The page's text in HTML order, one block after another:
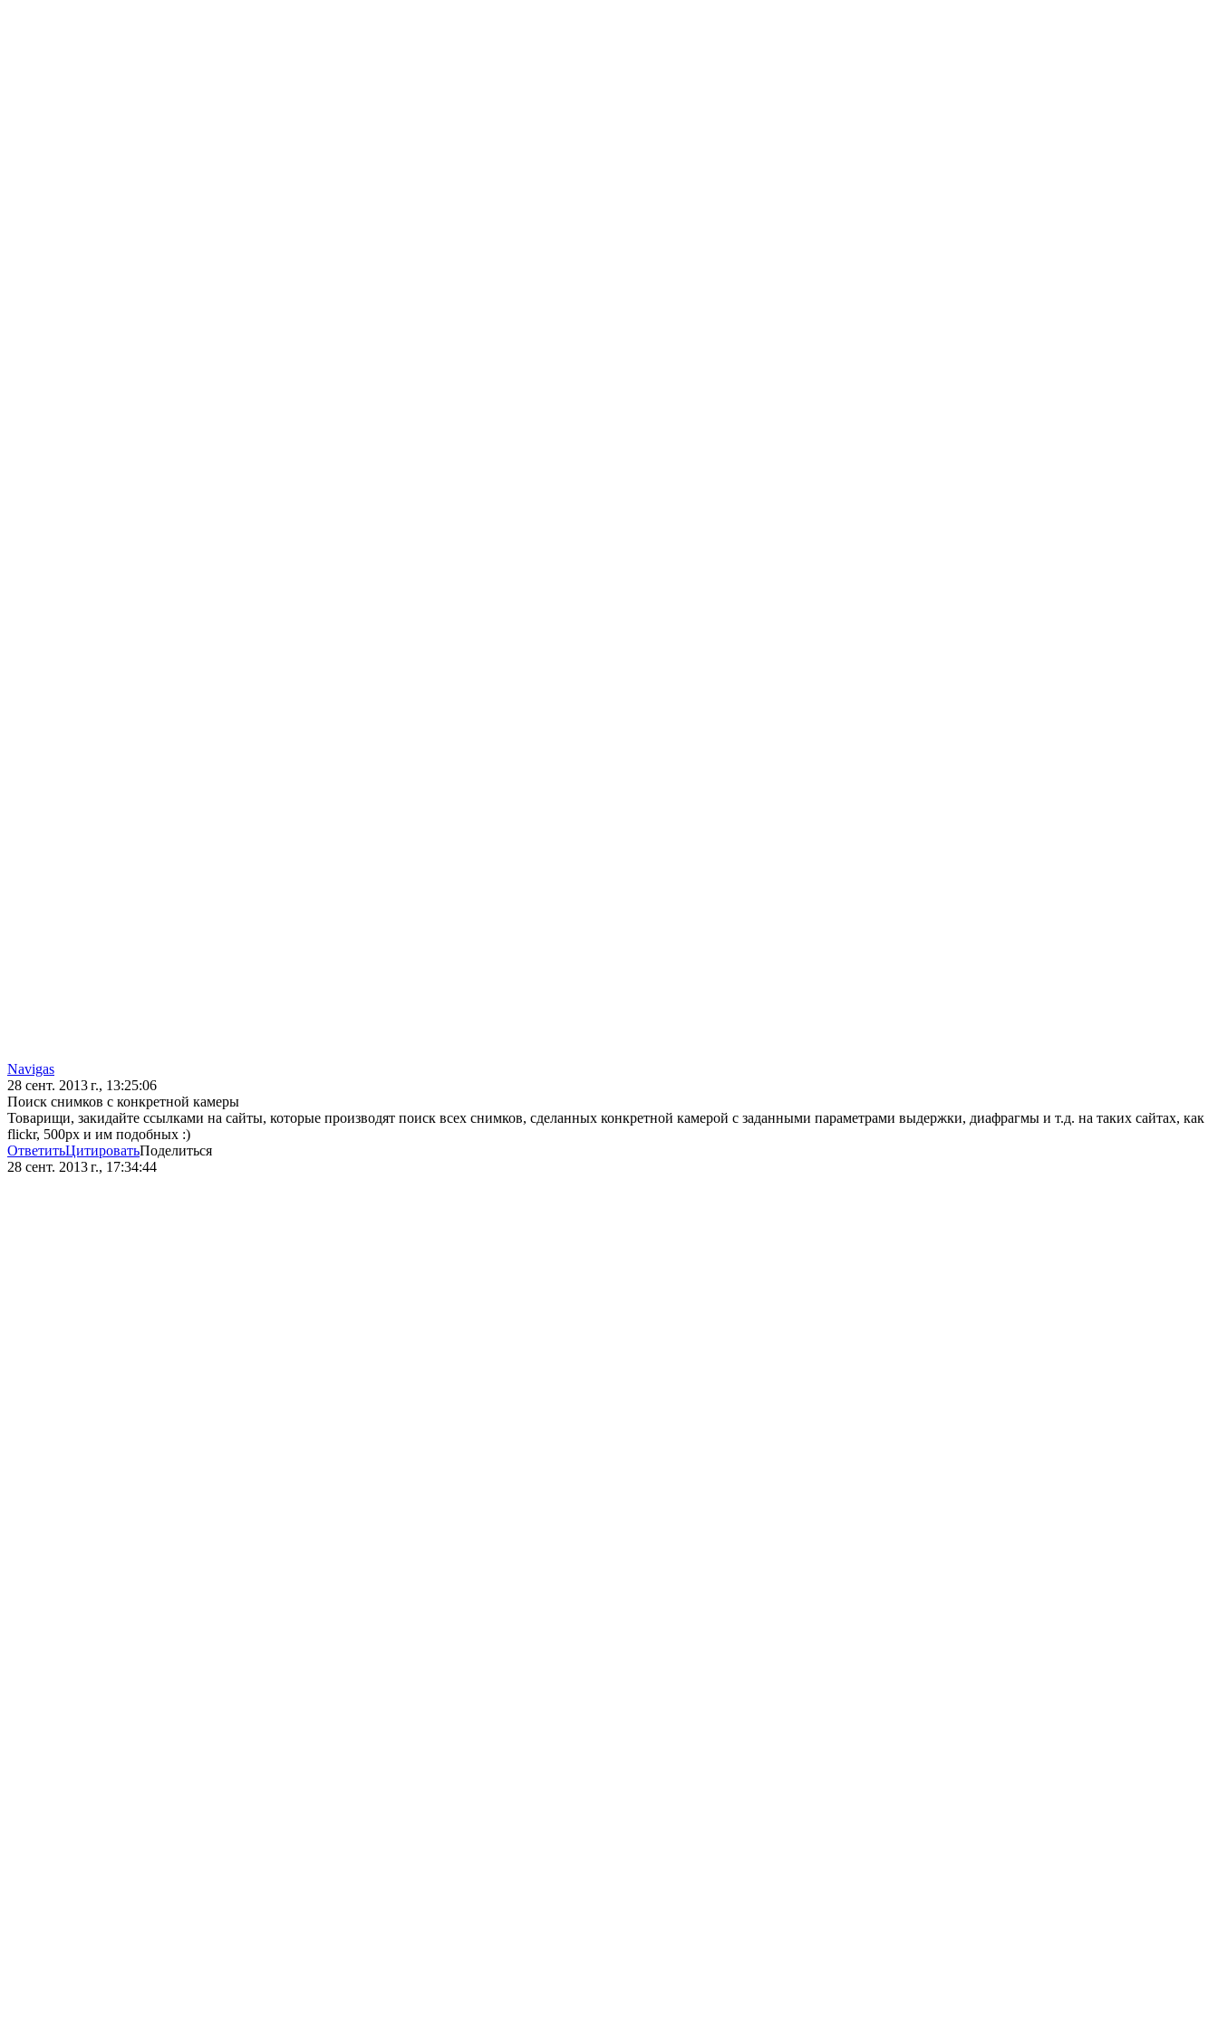
Navigas
28 сент. 2013 г., 13:25:06
Поиск снимков с конкретной камеры
Товарищи, закидайте ссылками на сайты, которые производят поиск всех снимков, сделанных конкретной камерой с заданными параметрами выдержки, диафрагмы и т.д. на таких сайтах, как
flickr, 500px и им подобных :)
ОтветитьЦитироватьПоделиться
28 сент. 2013 г., 17:34:44